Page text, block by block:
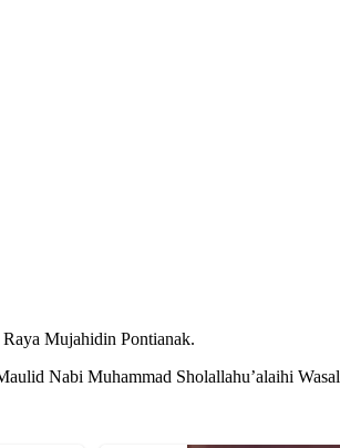
Mujahidin Pontianak.
Nabi Muhammad Sholallahu’alaihi